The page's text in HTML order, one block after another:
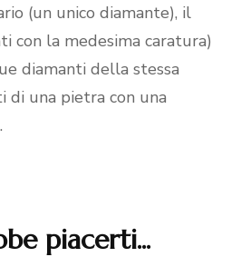
(un unico diamante), il
con la medesima caratura)
diamanti della stessa
di una pietra con una
piacerti...